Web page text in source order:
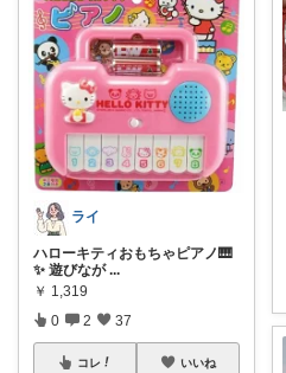
ライ
ハローキティおもちゃピアノ🎹
✨ 遊びなが ...
￥ 1,319
0 2 37
コレ いいね